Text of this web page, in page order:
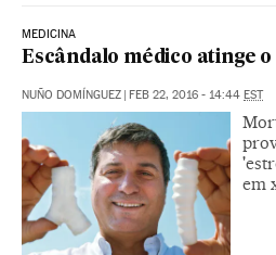
MEDICINA
Escândalo médico atinge
NUÑO DOMÍNGUEZ | FEB 22, 2016 - 14:44 EST
em